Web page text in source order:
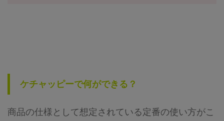
ケチャッピーで何ができる？
商品の仕様として想定されている定番の使い方がこ